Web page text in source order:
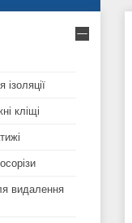
ізоляції
кліщі
видалення